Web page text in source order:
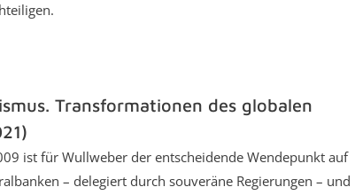
Transformationen des globalen
ist für Wullweber der entscheidende Wendepunkt auf
– delegiert durch souveräne Regierungen – und